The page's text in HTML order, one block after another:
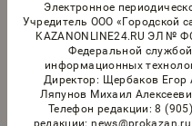
Электронное
Учредитель ООО «Городской
KAZANONLINE24.RU ЭЛ №
Федеральной
информационных
Директор: Щербаков Егор
Ляпунов Михаил
Телефон редакции: 8
редакции: